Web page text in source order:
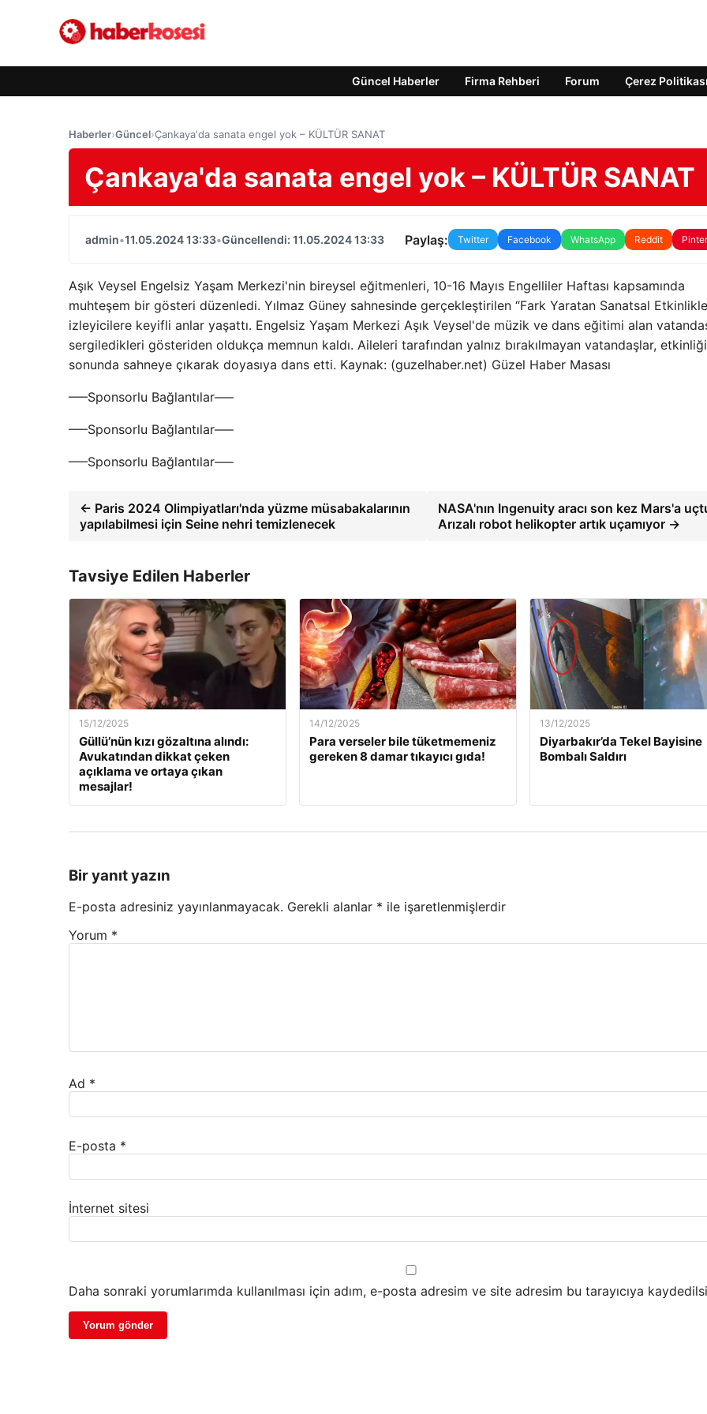
Güncel Haberler Firma Rehberi Forum Çerez Politikası
Haberler›Güncel›Çankaya'da sanata engel yok – KÜLTÜR SANAT
Çankaya'da sanata engel yok – KÜLTÜR SANAT
admin•11.05.2024 13:33•Güncellendi: 11.05.2024 13:33 Paylaş: Twitter Facebook WhatsApp Reddit
Aşık Veysel Engelsiz Yaşam Merkezi'nin bireysel eğitmenleri, 10-16 Mayıs Engelliler Haftası kapsamında
muhteşem bir gösteri düzenledi. Yılmaz Güney sahnesinde gerçekleştirilen “Fark Yaratan Sanatsal
izleyicilere keyifli anlar yaşattı. Engelsiz Yaşam Merkezi Aşık Veysel'de müzik ve dans eğitimi alan
sergiledikleri gösteriden oldukça memnun kaldı. Aileleri tarafından yalnız bırakılmayan vatandaşlar,
sonunda sahneye çıkarak doyasıya dans etti. Kaynak: (guzelhaber.net) Güzel Haber Masası
—–Sponsorlu Bağlantılar—–
—–Sponsorlu Bağlantılar—–
—–Sponsorlu Bağlantılar—–
← Paris 2024 Olimpiyatları'nda yüzme müsabakalarının
yapılabilmesi için Seine nehri temizlenecek
NASA'nın Ingenuity aracı son kez Mars'a
Arızalı robot helikopter artık uçamıyor →
Tavsiye Edilen Haberler
15/12/2025
Güllü’nün kızı gözaltına alındı:
Avukatından dikkat çeken
açıklama ve ortaya çıkan
mesajlar!
14/12/2025
Para verseler bile tüketmemeniz
gereken 8 damar tıkayıcı gıda!
13/12/2025
Diyarbakır’da Tekel Bayisine
Bombalı Saldırı
Bir yanıt yazın
E-posta adresiniz yayınlanmayacak. Gerekli alanlar * ile işaretlenmişlerdir
Yorum *
Ad *
E-posta *
İnternet sitesi
Daha sonraki yorumlarımda kullanılması için adım, e-posta adresim ve site adresim bu tarayıcıya